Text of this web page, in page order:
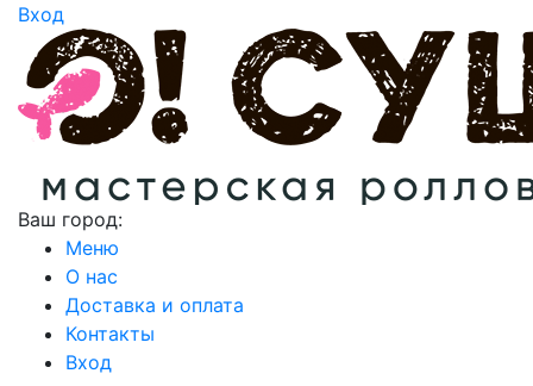
Вход
Ваш город:
Меню
О нас
Доставка и оплата
Контакты
Вход